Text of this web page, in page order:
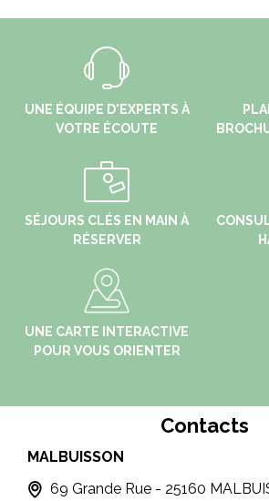
UNE ÉQUIPE D'EXPERTS À
VOTRE ÉCOUTE
SÉJOURS CLÉS EN MAIN À
RÉSERVER
UNE CARTE INTERACTIVE
POUR VOUS ORIENTER
Contacts
MALBUISSON
69 Grande Rue - 25160